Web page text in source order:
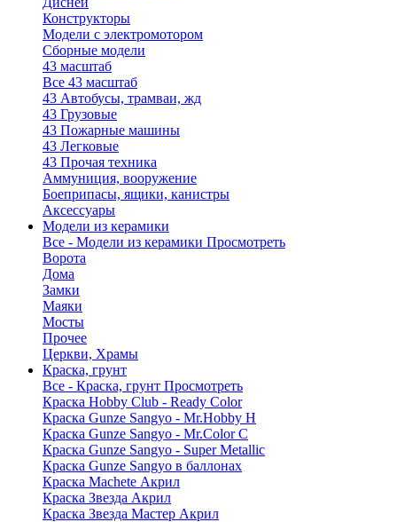
Конструкторы
Модели с электромотором
Сборные модели
43 масштаб
Все 43 масштаб
43 Автобусы, трамваи, жд
43 Грузовые
43 Пожарные машины
43 Легковые
43 Прочая техника
Аммуниция, вооружение
Боеприпасы, ящики, канистры
Аксессуары
Модели из керамики
Все - Модели из керамики Просмотреть
Ворота
Дома
Замки
Маяки
Мосты
Прочее
Церкви, Храмы
Краска, грунт
Все - Краска, грунт Просмотреть
Краска Hobby Club - Ready Color
Краска Gunze Sangyo - Mr.Hobby H
Краска Gunze Sangyo - Mr.Color C
Краска Gunze Sangyo - Super Metallic
Краска Gunze Sangyo в баллонах
Краска Machete Акрил
Краска Звезда Акрил
Краска Звезда Мастер Акрил